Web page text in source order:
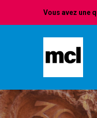
Vous avez une